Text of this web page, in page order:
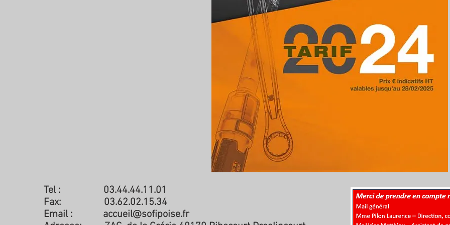
Tel : 03.44.44.11.01
Fax: 03.62.02.15.34
Email : accueil@sofipoise.fr